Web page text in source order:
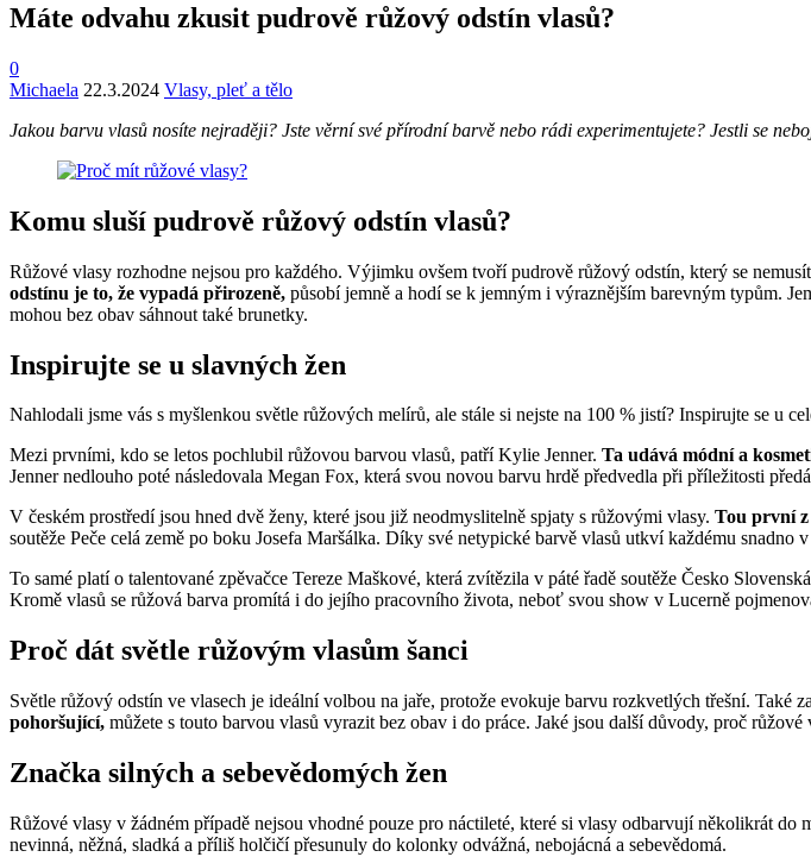
Máte odvahu zkusit pudrově růžový odstín vlasů?
0
Michaela 22.3.2024 Vlasy, pleť a tělo
Jakou barvu vlasů nosíte nejraději? Jste věrní své přírodní barvě nebo rádi experimentujete? Jestli se
Komu sluší pudrově růžový odstín vlasů?
Růžové vlasy rozhodne nejsou pro každého. Výjimku ovšem tvoří pudrově růžový odstín, který se
odstínu je to, že vypadá přirozeně, působí jemně a hodí se k jemným i výraznějším barevným typům.
mohou bez obav sáhnout také brunetky.
Inspirujte se u slavných žen
Nahlodali jsme vás s myšlenkou světle růžových melírů, ale stále si nejste na 100 % jistí? Inspirujte se u
Mezi prvními, kdo se letos pochlubil růžovou barvou vlasů, patří Kylie Jenner. Ta udává módní a
Jenner nedlouho poté následovala Megan Fox, která svou novou barvu hrdě předvedla při příležitosti
V českém prostředí jsou hned dvě ženy, které jsou již neodmyslitelně spjaty s růžovými vlasy. Tou první
soutěže Peče celá země po boku Josefa Maršálka. Díky své netypické barvě vlasů utkví každému snadno
To samé platí o talentované zpěvačce Tereze Maškové, která zvítězila v páté řadě soutěže Česko
Kromě vlasů se růžová barva promítá i do jejího pracovního života, neboť svou show v Lucerně
Proč dát světle růžovým vlasům šanci
Světle růžový odstín ve vlasech je ideální volbou na jaře, protože evokuje barvu rozkvetlých třešní. Také
pohoršující, můžete s touto barvou vlasů vyrazit bez obav i do práce. Jaké jsou další důvody, proč
Značka silných a sebevědomých žen
Růžové vlasy v žádném případě nejsou vhodné pouze pro náctileté, které si vlasy odbarvují několikrát
nevinná, něžná, sladká a příliš holčičí přesunuly do kolonky odvážná, nebojácná a sebevědomá.